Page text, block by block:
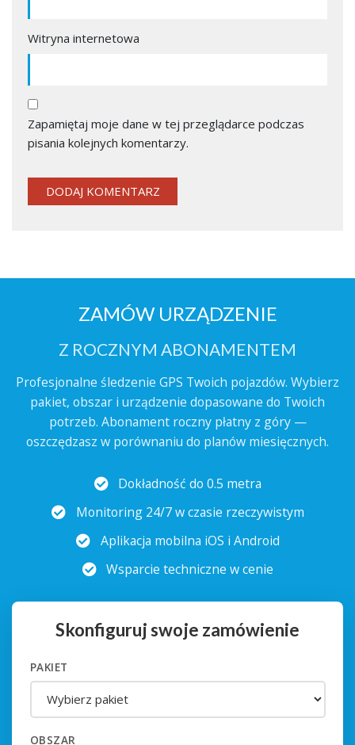
Witryna internetowa
Zapamiętaj moje dane w tej przeglądarce podczas
pisania kolejnych komentarzy.
ZAMÓW URZĄDZENIE
Z ROCZNYM ABONAMENTEM
Profesjonalne śledzenie GPS Twoich pojazdów. Wybierz
pakiet, obszar i urządzenie dopasowane do Twoich
potrzeb. Abonament roczny płatny z góry —
oszczędzasz w porównaniu do planów miesięcznych.
Dokładność do 0.5 metra
Monitoring 24/7 w czasie rzeczywistym
Aplikacja mobilna iOS i Android
Wsparcie techniczne w cenie
Skonfiguruj swoje zamówienie
PAKIET
OBSZAR